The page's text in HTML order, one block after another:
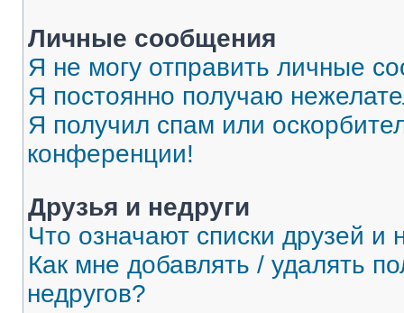
Личные сообщения
Я не могу отправить личные
Я постоянно получаю
Я получил спам или
конференции!
Друзья и недруги
Что означают списки друзей и
Как мне добавлять / удалять
недругов?